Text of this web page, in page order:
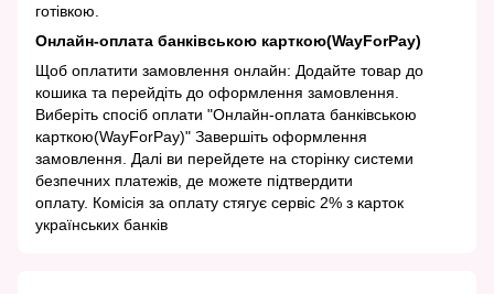
готівкою.
Онлайн-оплата банківською карткою(WayForPay)
Щоб оплатити замовлення онлайн: Додайте товар до
кошика та перейдіть до оформлення замовлення.
Виберіть спосіб оплати "Онлайн-оплата банківською
карткою(WayForPay)" Завершіть оформлення
замовлення. Далі ви перейдете на сторінку системи
безпечних платежів, де можете підтвердити
оплату. Комісія за оплату стягує сервіс 2% з карток
українських банків